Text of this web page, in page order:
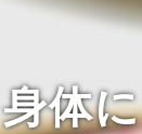
身体